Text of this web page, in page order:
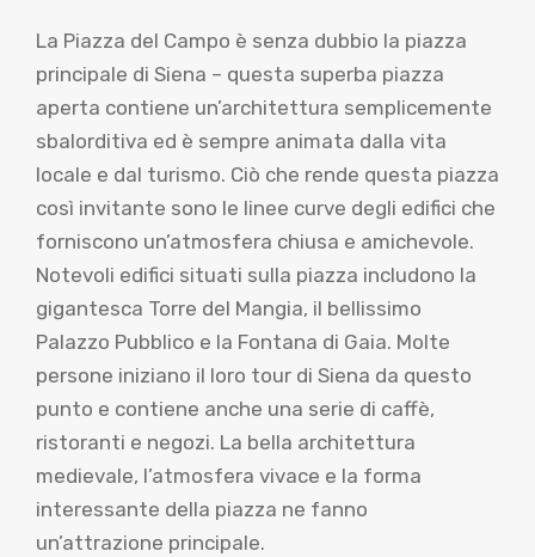
La Piazza del Campo è senza dubbio la piazza
principale di Siena – questa superba piazza
aperta contiene un’architettura semplicemente
sbalorditiva ed è sempre animata dalla vita
locale e dal turismo. Ciò che rende questa piazza
così invitante sono le linee curve degli edifici che
forniscono un’atmosfera chiusa e amichevole.
Notevoli edifici situati sulla piazza includono la
gigantesca Torre del Mangia, il bellissimo
Palazzo Pubblico e la Fontana di Gaia. Molte
persone iniziano il loro tour di Siena da questo
punto e contiene anche una serie di caffè,
ristoranti e negozi. La bella architettura
medievale, l’atmosfera vivace e la forma
interessante della piazza ne fanno
un’attrazione principale.